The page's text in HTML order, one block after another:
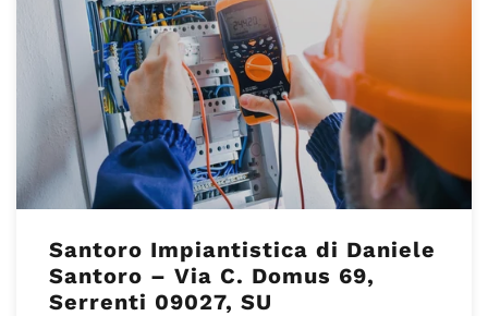
Santoro Impiantistica di Daniele
Santoro – Via C. Domus 69,
Serrenti 09027, SU